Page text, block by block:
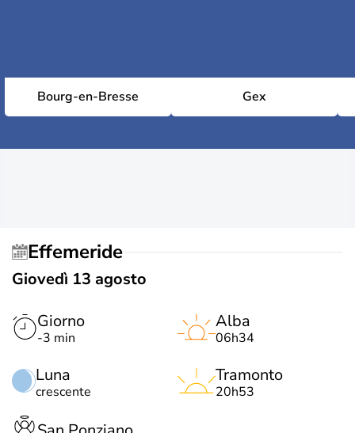
Bourg-en-Bresse Gex
Effemeride
Giovedì 13 agosto
Giorno
-3 min
Luna
crescente
Alba
06h34
Tramonto
20h53